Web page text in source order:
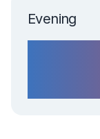
Evening